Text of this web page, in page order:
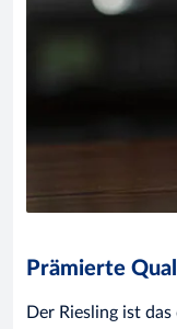
Prämierte
Der Riesling ist